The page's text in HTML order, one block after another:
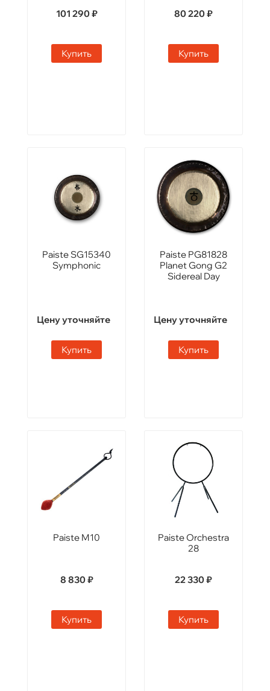
101 290 ₽
Купить
80 220 ₽
Купить
Paiste SG15340
Symphonic
Цену уточняйте
Купить
Paiste PG81828
Planet Gong G2
Sidereal Day
Цену уточняйте
Купить
Paiste M10
8 830 ₽
Купить
Paiste Orchestra
28
22 330 ₽
Купить